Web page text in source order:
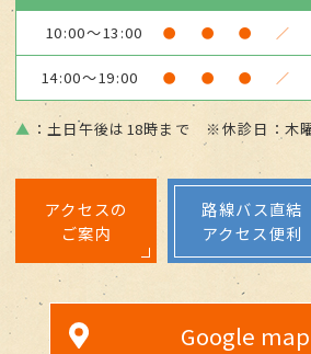
10:00～13:00
● ● ● ／
14:00～19:00 ● ● ● ／
▲ ：土日午後は18時まで ※休診日：木
アクセスの
ご案内
路線バス直結
アクセス便利
Google map